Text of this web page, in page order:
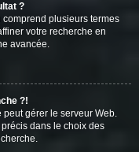
?
plusieurs termes
votre recherche en
avancée.
?!
gérer le serveur Web.
dans le choix des